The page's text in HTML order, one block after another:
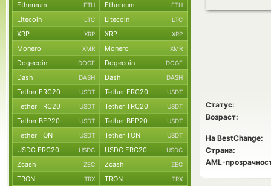
Статус:
Возраст:
На BestChange:
Страна:
AML-
Ethereum ETH Ethereum ETH
Litecoin LTC Litecoin LTC
XRP XRP XRP XRP
Monero XMR Monero XMR
Dogecoin DOGE Dogecoin DOGE
Dash DASH Dash DASH
Tether ERC20 USDT Tether ERC20 USDT
Tether TRC20 USDT Tether TRC20 USDT
Tether BEP20 USDT Tether BEP20 USDT
Tether TON USDT Tether TON USDT
USDC ERC20 USDC USDC ERC20 USDC
Zcash ZEC Zcash ZEC
TRON TRX TRON TRX